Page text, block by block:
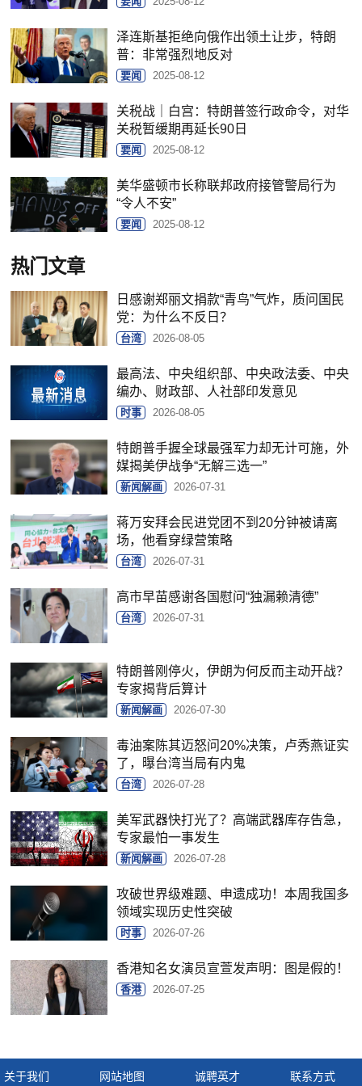
泽连斯基拒绝向俄作出领土让步，特朗
普：非常强烈地反对
要闻 2025-08-12
关税战｜白宫：特朗普签行政命令，对华
关税暂缓期再延长90日
要闻 2025-08-12
美华盛顿市长称联邦政府接管警局行为
“令人不安”
要闻 2025-08-12
热门文章
日感谢郑丽文捐款“青鸟”气炸，质问国民
党：为什么不反日？
台湾 2026-08-05
最高法、中央组织部、中央政法委、中央
编办、财政部、人社部印发意见
时事 2026-08-05
特朗普手握全球最强军力却无计可施，外
媒揭美伊战争“无解三选一”
新闻解画 2026-07-31
蒋万安拜会民进党团不到20分钟被请离
场，他看穿绿营策略
台湾 2026-07-31
高市早苗感谢各国慰问“独漏赖清德”
台湾 2026-07-31
特朗普刚停火，伊朗为何反而主动开战？
专家揭背后算计
新闻解画 2026-07-30
毒油案陈其迈怒问20%决策，卢秀燕证实
了，曝台湾当局有内鬼
台湾 2026-07-28
美军武器快打光了？高端武器库存告急，
专家最怕一事发生
新闻解画 2026-07-28
攻破世界级难题、申遗成功！本周我国多
领域实现历史性突破
时事 2026-07-26
香港知名女演员宣萱发声明：图是假的！
香港 2026-07-25
关于我们 网站地图 诚聘英才 联系方式